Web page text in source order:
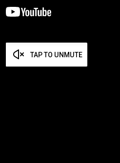
TAP TO UNMUTE